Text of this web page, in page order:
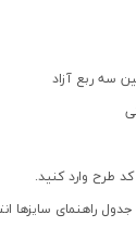
طرح وارد کنید.
راهنمای سایزها